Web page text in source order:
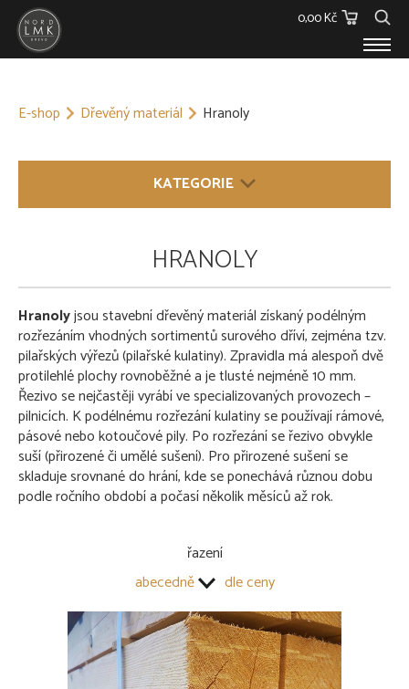
0,00 Kč
Spojovací materiál
Podstřešní fólie
E-shop Dřevěný materiál Hranoly
KATEGORIE
Délka 4 m
Délka 5 m
Délka 6 m
Délka 7+ m
Fošny a prkna
Střešní latě
Hoblované řezivo
Palubky
Plošný materiál
KVH-hranoly
Terasové prvky
SPOJOVACÍ MATERIÁL
POLYKARBONÁTY
PODSTŘEŠNÍ FÓLIE
HRANOLY
Hranolyjsou stavební dřevěný materiál získaný podélným
rozřezáním vhodných sortimentů surového dříví, zejména tzv.
pilařských výřezů (pilařské kulatiny). Zpravidla má alespoň dvě
protilehlé plochy rovnoběžné a je tlusté nejméně 10 mm.
Řezivo se nejčastěji vyrábí ve specializovaných provozech –
pilnicích. K podélnému rozřezání kulatiny se používají rámové,
pásové nebo kotoučové pily. Po rozřezání se řezivo obvykle
suší (přirozené či umělé sušení). Pro přirozené sušení se
skladuje srovnané do hrání, kde se ponechává různou dobu
podle ročního období a počasí několik měsíců až rok.
řazení
abecedně
dle ceny